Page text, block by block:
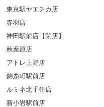
東京駅ヤエチカ店
赤羽店
神田駅前店【閉店】
秋葉原店
アトレ上野店
錦糸町駅前店
ルミネ北千住店
新小岩駅前店